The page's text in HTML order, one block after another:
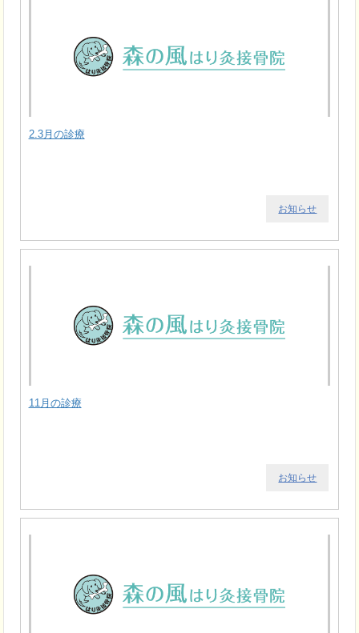
2.3月の診療
お知らせ
11月の診療
お知らせ